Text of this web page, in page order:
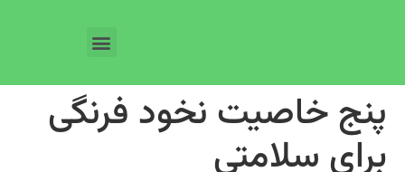
پنج خاصیت نخود فرنگی
برای سلامتی